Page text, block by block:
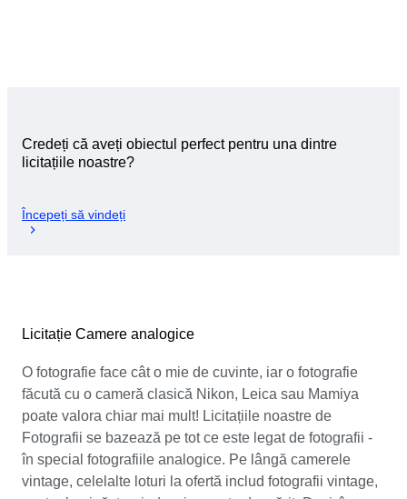
Credeți că aveți obiectul perfect pentru una dintre
licitațiile noastre?
Începeți să vindeți
Licitație Camere analogice
O fotografie face cât o mie de cuvinte, iar o fotografie
făcută cu o cameră clasică Nikon, Leica sau Mamiya
poate valora chiar mai mult! Licitațiile noastre de
Fotografii se bazează pe tot ce este legat de fotografii -
în special fotografiile analogice. Pe lângă camerele
vintage, celelalte loturi la ofertă includ fotografii vintage,